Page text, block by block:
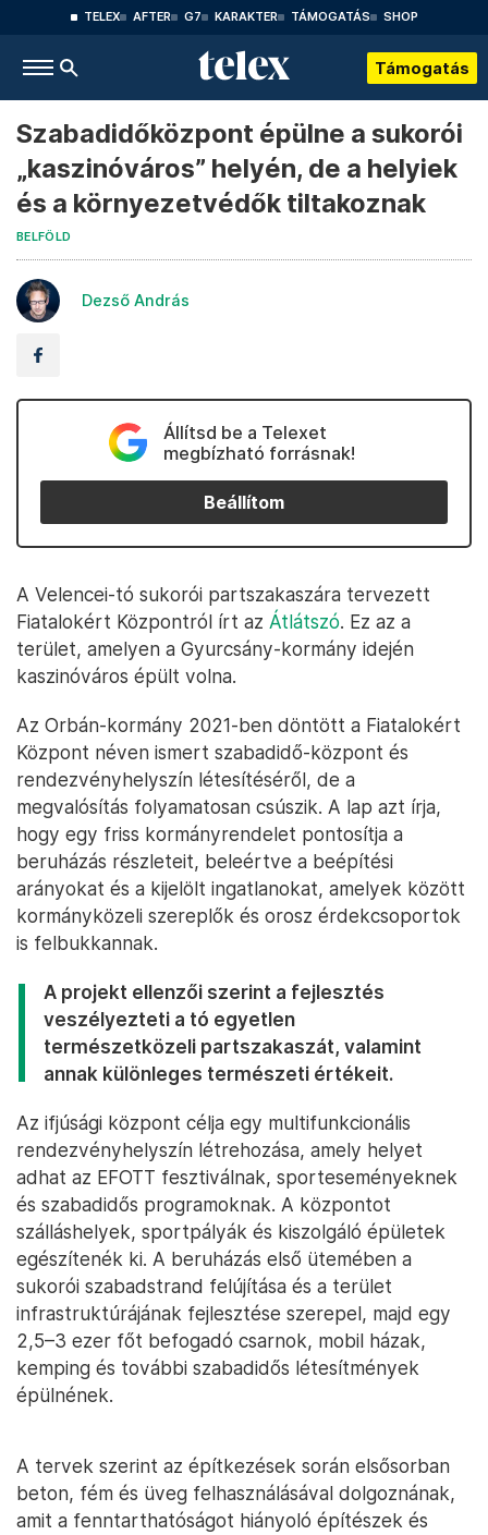
TELEX AFTER G7 KARAKTER TÁMOGATÁS SHOP
Támogatás
Szabadidőközpont épülne a sukorói
„kaszinóváros” helyén, de a helyiek
és a környezetvédők tiltakoznak
BELFÖLD
Dezső András
Állítsd be a Telexet
megbízható forrásnak!
Beállítom
A Velencei-tó sukorói partszakaszára tervezett
Fiatalokért Központról írt az Átlátszó. Ez az a
terület, amelyen a Gyurcsány-kormány idején
kaszinóváros épült volna.
Az Orbán-kormány 2021-ben döntött a Fiatalokért
Központ néven ismert szabadidő-központ és
rendezvényhelyszín létesítéséről, de a
megvalósítás folyamatosan csúszik. A lap azt írja,
hogy egy friss kormányrendelet pontosítja a
beruházás részleteit, beleértve a beépítési
arányokat és a kijelölt ingatlanokat, amelyek között
kormányközeli szereplők és orosz érdekcsoportok
is felbukkannak.
A projekt ellenzői szerint a fejlesztés
veszélyezteti a tó egyetlen
természetközeli partszakaszát, valamint
annak különleges természeti értékeit.
Az ifjúsági központ célja egy multifunkcionális
rendezvényhelyszín létrehozása, amely helyet
adhat az EFOTT fesztiválnak, sporteseményeknek
és szabadidős programoknak. A központot
szálláshelyek, sportpályák és kiszolgáló épületek
egészítenék ki. A beruházás első ütemében a
sukorói szabadstrand felújítása és a terület
infrastruktúrájának fejlesztése szerepel, majd egy
2,5–3 ezer főt befogadó csarnok, mobil házak,
kemping és további szabadidős létesítmények
épülnének.
A tervek szerint az építkezések során elsősorban
beton, fém és üveg felhasználásával dolgoznának,
amit a fenntarthatóságot hiányoló építészek és